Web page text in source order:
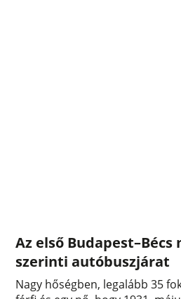
Az első
szerinti autóbuszjárat
Nagy hőségben, legalább 35